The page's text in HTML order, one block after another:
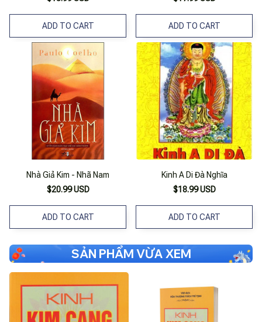
ADD TO CART ADD TO CART
Nhà Giả Kim - Nhã Nam
$20.99 USD
ADD TO CART
Kinh A Di Đà Nghĩa
$18.99 USD
ADD TO CART
SẢN PHẨM VỪA XEM